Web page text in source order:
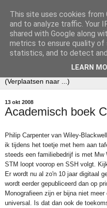
Ecobibl
Weblog over mijn werk als
Nederlands Instituut voor
13 okt 2008
Academisch boek
Philip Carpenter van Wiley-
ik tijdens het toetje met hem aan
steeds een familiebedrijf is met Mw
STM loopt voorop en SSH volgt.
Er wordt nu al zo'n 10 jaar digitaal
wordt eerder gepubliceerd dan op
Monografieen zijn er bijna niet
universal. Is dat dan ook de
This site uses cookies
and to analyze traffic. Your
shared with Google along
metrics to ensure quality of
statistics, and to detect
LEARN